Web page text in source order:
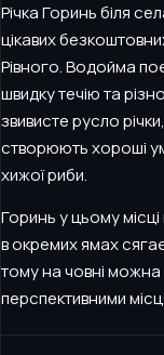
Річка Горинь біля
цікавих
Рівного. Водойма
швидку течію та
звивисте русло
створюють хороші
хижої риби.
Горинь у цьому
в окремих ямах
тому на човні можна
перспективними